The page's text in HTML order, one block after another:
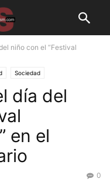
niño con el “Festival
Sociedad
día del
en el
0